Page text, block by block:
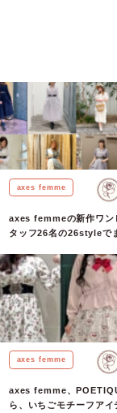
axes femme
axes femmeの新作ワン
タッフ26名の26styleで
axes femme
axes femme、
ら、いちごモチーフア